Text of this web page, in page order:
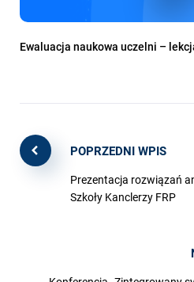
Ewaluacja naukowa uczelni –
POPRZEDNI WPIS
Prezentacja rozwiązań
Szkoły Kanclerzy FRP